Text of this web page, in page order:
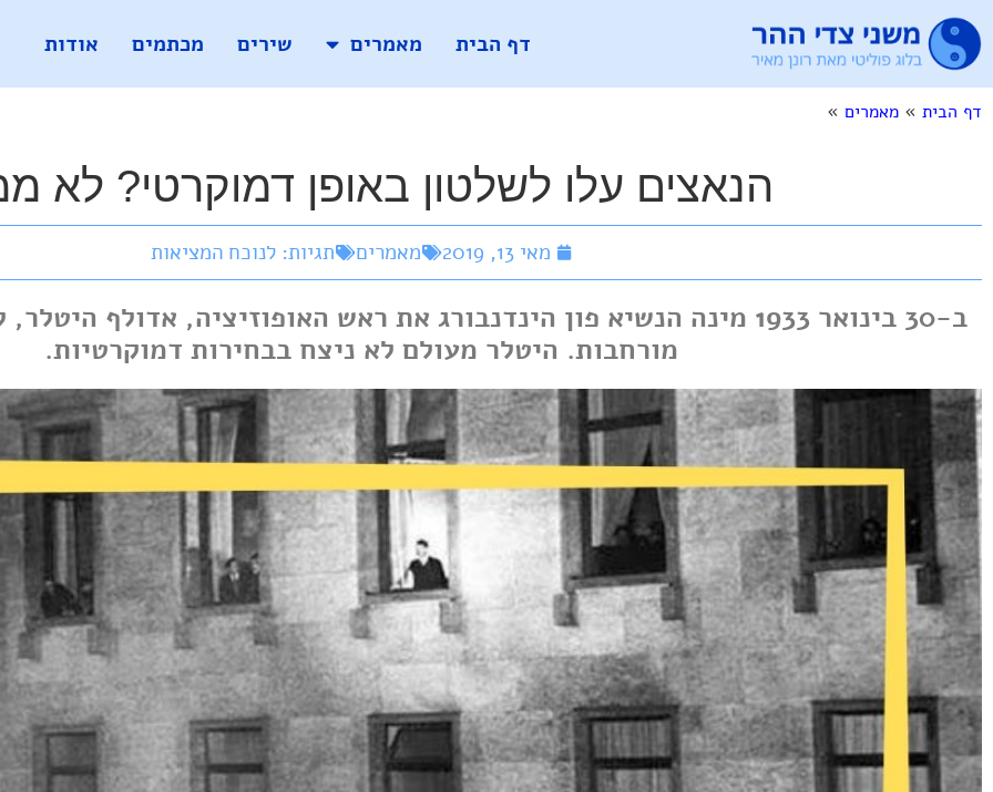
דף הבית מאמרים שירים מכתמים אודות
דף הבית » מאמרים »
הנאצים עלו לשלטון באופן דמוקרטי? לא
מאי 13, 2019 מאמרים תגיות: לנוכח המציאות
ב-30 בינואר 1933 מינה הנשיא פון הינדנבורג את ראש האופוזיציה, אדולף
מורחבות. היטלר מעולם לא ניצח בבחירות דמוקרטיות.